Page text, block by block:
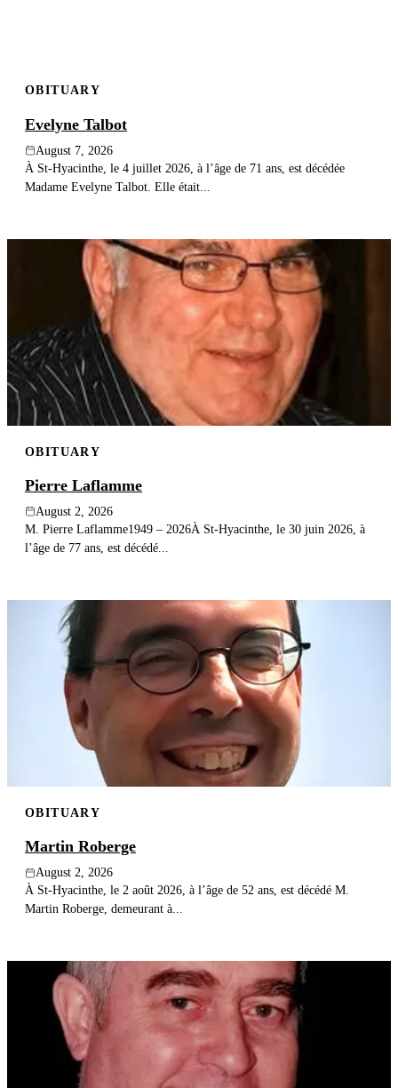
OBITUARY
Evelyne Talbot
August 7, 2026
À St-Hyacinthe, le 4 juillet 2026, à l’âge de 71 ans, est décédée
Madame Evelyne Talbot. Elle était...
OBITUARY
Pierre Laflamme
August 2, 2026
M. Pierre Laflamme1949 – 2026À St-Hyacinthe, le 30 juin 2026, à
l’âge de 77 ans, est décédé...
OBITUARY
Martin Roberge
August 2, 2026
À St-Hyacinthe, le 2 août 2026, à l’âge de 52 ans, est décédé M.
Martin Roberge, demeurant à...